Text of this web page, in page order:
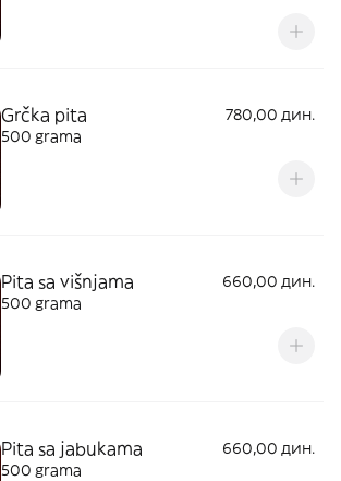
Grčka pita
780,00 дин.
500 grama
Pita sa višnjama
660,00 дин.
500 grama
Pita sa jabukama
660,00 дин.
500 grama